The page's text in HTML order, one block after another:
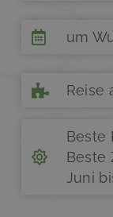
um
Reise
Beste
Beste
Juni